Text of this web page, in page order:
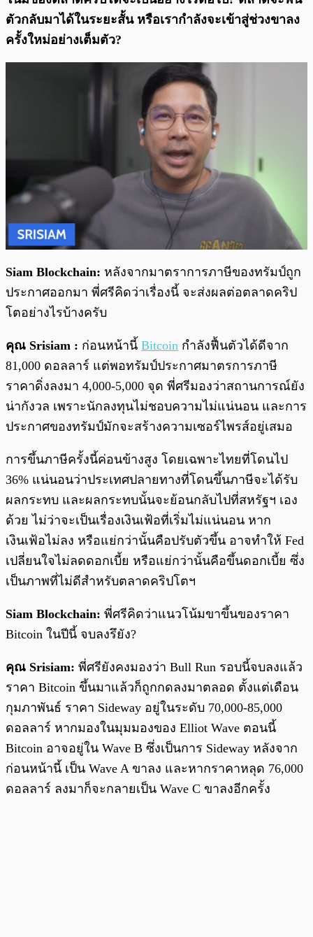
ตัวกลับมาได้ในระยะสั้น หรือเรากำลังจะเข้าสู่ช่วงขาลง
ครั้งใหม่อย่างเต็มตัว?
Siam Blockchain: หลังจากมาตราการภาษีของทรัมป์ถูก
ประกาศออกมา พี่ศรีคิดว่าเรื่องนี้ จะส่งผลต่อตลาดคริป
โตอย่างไรบ้างครับ
คุณ Srisiam : ก่อนหน้านี้ Bitcoin กำลังฟื้นตัวได้ดีจาก
81,000 ดอลลาร์ แต่พอทรัมป์ประกาศมาตรการภาษี
ราคาดิ่งลงมา 4,000-5,000 จุด พี่ศรีมองว่าสถานการณ์ยัง
น่ากังวล เพราะนักลงทุนไม่ชอบความไม่แน่นอน และการ
ประกาศของทรัมป์มักจะสร้างความเซอร์ไพรส์อยู่เสมอ
การขึ้นภาษีครั้งนี้ค่อนข้างสูง โดยเฉพาะไทยที่โดนไป
36% แน่นอนว่าประเทศปลายทางที่โดนขึ้นภาษีจะได้รับ
ผลกระทบ และผลกระทบนั้นจะย้อนกลับไปที่สหรัฐฯ เอง
ด้วย ไม่ว่าจะเป็นเรื่องเงินเฟ้อที่เริ่มไม่แน่นอน หาก
เงินเฟ้อไม่ลง หรือแย่กว่านั้นคือปรับตัวขึ้น อาจทำให้ Fed
เปลี่ยนใจไม่ลดดอกเบี้ย หรือแย่กว่านั้นคือขึ้นดอกเบี้ย ซึ่ง
เป็นภาพที่ไม่ดีสำหรับตลาดคริปโตฯ
Siam Blockchain: พี่ศรีคิดว่าแนวโน้มขาขึ้นของราคา
Bitcoin ในปีนี้ จบลงรึยัง?
คุณ Srisiam: พี่ศรียังคงมองว่า Bull Run รอบนี้จบลงแล้ว
ราคา Bitcoin ขึ้นมาแล้วก็ถูกกดลงมาตลอด ตั้งแต่เดือน
กุมภาพันธ์ ราคา Sideway อยู่ในระดับ 70,000-85,000
ดอลลาร์ หากมองในมุมมองของ Elliot Wave ตอนนี้
Bitcoin อาจอยู่ใน Wave B ซึ่งเป็นการ Sideway หลังจาก
ก่อนหน้านี้ เป็น Wave A ขาลง และหากราคาหลุด 76,000
ดอลลาร์ ลงมาก็จะกลายเป็น Wave C ขาลงอีกครั้ง